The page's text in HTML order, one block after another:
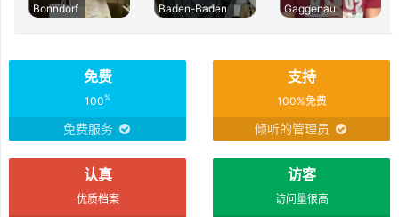
Bonndorf
Baden-Baden
Gaggenau
免费
100%
免费服务
支持
100%免费
倾听的管理员
认真
优质档案
访客
访问量很高